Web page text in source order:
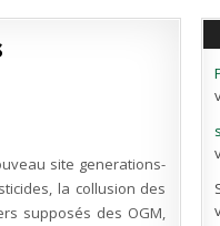
site generations-
la collusion des
supposés des OGM,